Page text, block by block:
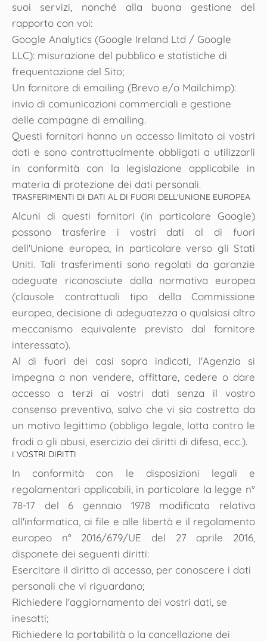
suoi servizi, nonché alla buona gestione del
rapporto con voi:
Google Analytics (Google Ireland Ltd / Google
LLC): misurazione del pubblico e statistiche di
frequentazione del Sito;
Un fornitore di emailing (Brevo e/o Mailchimp):
invio di comunicazioni commerciali e gestione
delle campagne di emailing.
Questi fornitori hanno un accesso limitato ai vostri
dati e sono contrattualmente obbligati a utilizzarli
in conformità con la legislazione applicabile in
materia di protezione dei dati personali.
TRASFERIMENTI DI DATI AL DI FUORI DELL'UNIONE EUROPEA
Alcuni di questi fornitori (in particolare Google)
possono trasferire i vostri dati al di fuori
dell'Unione europea, in particolare verso gli Stati
Uniti. Tali trasferimenti sono regolati da garanzie
adeguate riconosciute dalla normativa europea
(clausole contrattuali tipo della Commissione
europea, decisione di adeguatezza o qualsiasi altro
meccanismo equivalente previsto dal fornitore
interessato).
Al di fuori dei casi sopra indicati, l'Agenzia si
impegna a non vendere, affittare, cedere o dare
accesso a terzi ai vostri dati senza il vostro
consenso preventivo, salvo che vi sia costretta da
un motivo legittimo (obbligo legale, lotta contro le
frodi o gli abusi, esercizio dei diritti di difesa, ecc.).
I VOSTRI DIRITTI
In conformità con le disposizioni legali e
regolamentari applicabili, in particolare la legge n°
78-17 del 6 gennaio 1978 modificata relativa
all'informatica, ai file e alle libertà e il regolamento
europeo n° 2016/679/UE del 27 aprile 2016,
disponete dei seguenti diritti:
Esercitare il diritto di accesso, per conoscere i dati
personali che vi riguardano;
Richiedere l'aggiornamento dei vostri dati, se
inesatti;
Richiedere la portabilità o la cancellazione dei